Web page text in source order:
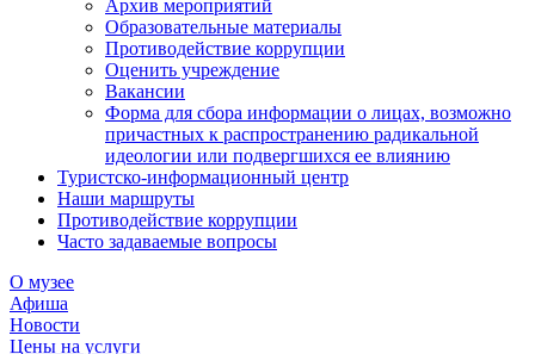
Архив мероприятий
Образовательные материалы
Противодействие коррупции
Оценить учреждение
Вакансии
Форма для сбора информации о лицах, возможно
причастных к распространению радикальной
идеологии или подвергшихся ее влиянию
Туристско-информационный центр
Наши маршруты
Противодействие коррупции
Часто задаваемые вопросы
О музее
Афиша
Новости
Цены на услуги